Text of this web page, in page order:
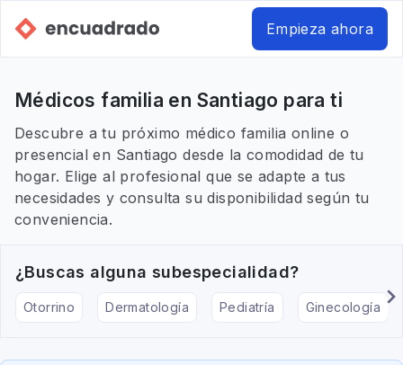
Empieza ahora
Médicos familia en Santiago para ti
Descubre a tu próximo médico familia online o
presencial en Santiago desde la comodidad de tu
hogar. Elige al profesional que se adapte a tus
necesidades y consulta su disponibilidad según tu
conveniencia.
¿Buscas alguna subespecialidad?
Otorrino Dermatología Pediatría Ginecología